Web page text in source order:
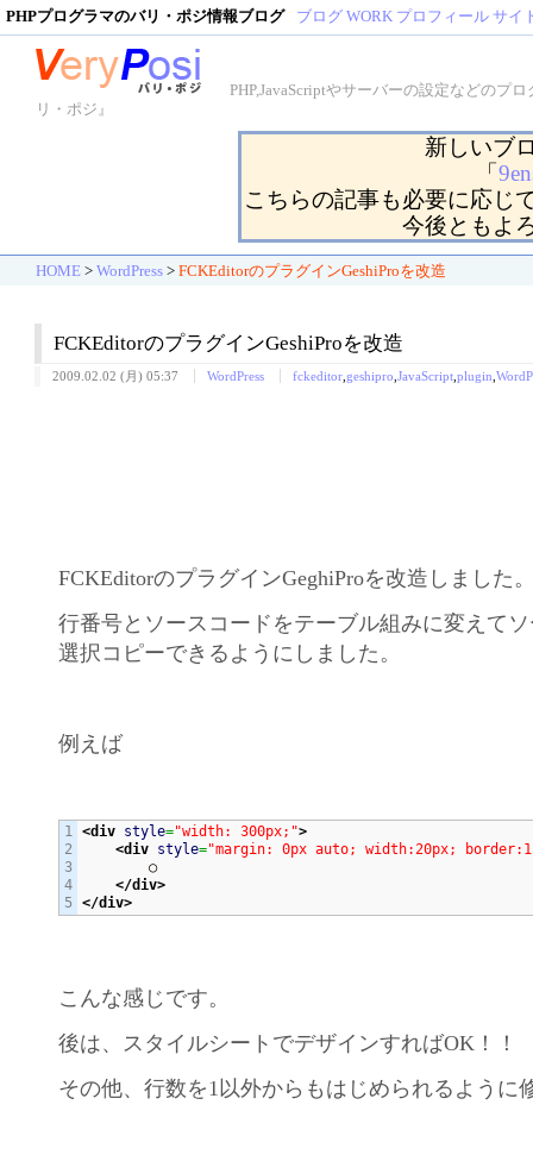
PHPプログラマのバリ・ポジ情報ブログ ブログ WORK プロフィール サイ
PHP,JavaScriptやサーバーの設定などのプ
リ・ポジ』
新しいブ
「
こちらの記事も必要に応じ
今後ともよ
HOME > WordPress > FCKEditorのプラグインGeshiProを改造
FCKEditorのプラグインGeshiProを改造
2009.02.02 (月) 05:37 WordPress fckeditor ,geshipro ,JavaScript ,plugin ,
FCKEditorのプラグインGeghiProを改造しました
行番号とソースコードをテーブル組みに変えて
選択コピーできるようにしました。
例えば
1
2
3
4
<div style="width: 300px;">
<div style="margin: 0px auto; width:20px;
        ○
</div>
</div>
こんな感じです。
後は、スタイルシートでデザインすればOK！！
その他、行数を1以外からもはじめられるように